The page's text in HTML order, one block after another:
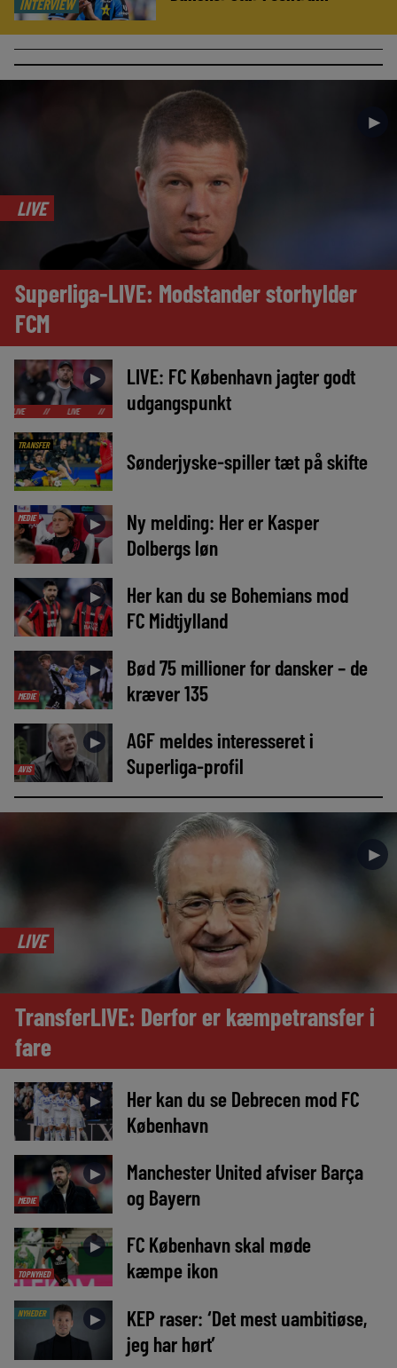
INTERVIEW
►
LIVE
Superliga-LIVE: Modstander storhylder
FCM
►
LIVE LIVE LIVE // LIVE //
LIVE: FC København jagter godt
udgangspunkt
TRANSFER
Sønderjyske-spiller tæt på skifte
MEDIE ►
Ny melding: Her er Kasper
Dolbergs løn
►
Her kan du se Bohemians mod
FC Midtjylland
MEDIE
►
Bød 75 millioner for dansker – de
kræver 135
AVIS
►
AGF meldes interesseret i
Superliga-profil
►
LIVE
TransferLIVE: Derfor er kæmpetransfer i
fare
►
Her kan du se Debrecen mod FC
København
MEDIE
►
Manchester United afviser Barça
og Bayern
TOPNYHED
►
FC København skal møde
kæmpe ikon
NYHEDER ►
KEP raser: ‘Det mest uambitiøse,
jeg har hørt’